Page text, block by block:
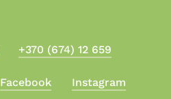
Apmokėjimas
+370 (674) 12 659
Facebook Instagram